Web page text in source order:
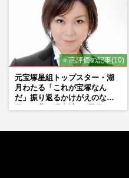
⭐ 高評価の記事(10)
元宝塚星組トップスター・湖
月わたる「これが宝塚なん
だ」振り返るかけがえのない